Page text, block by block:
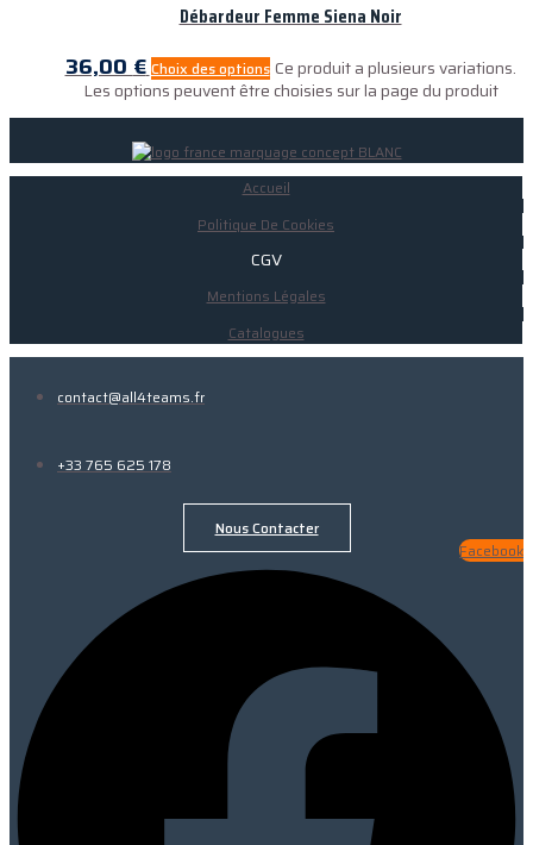
Débardeur Femme Siena Noir
36,00 € Choix des options Ce produit a plusieurs variations.
Les options peuvent être choisies sur la page du produit
Accueil
Politique De Cookies
CGV
Mentions Légales
Catalogues
contact@all4teams.fr
+33 765 625 178
Nous Contacter
Facebook